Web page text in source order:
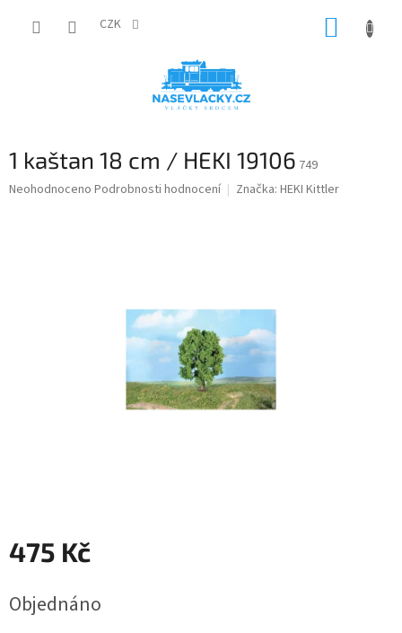
CZK
1 kaštan 18 cm / HEKI 19106 749
Průměrné
Neohodnoceno Podrobnosti hodnocení Značka: HEKI Kittler
475 Kč
cena:
Objednáno